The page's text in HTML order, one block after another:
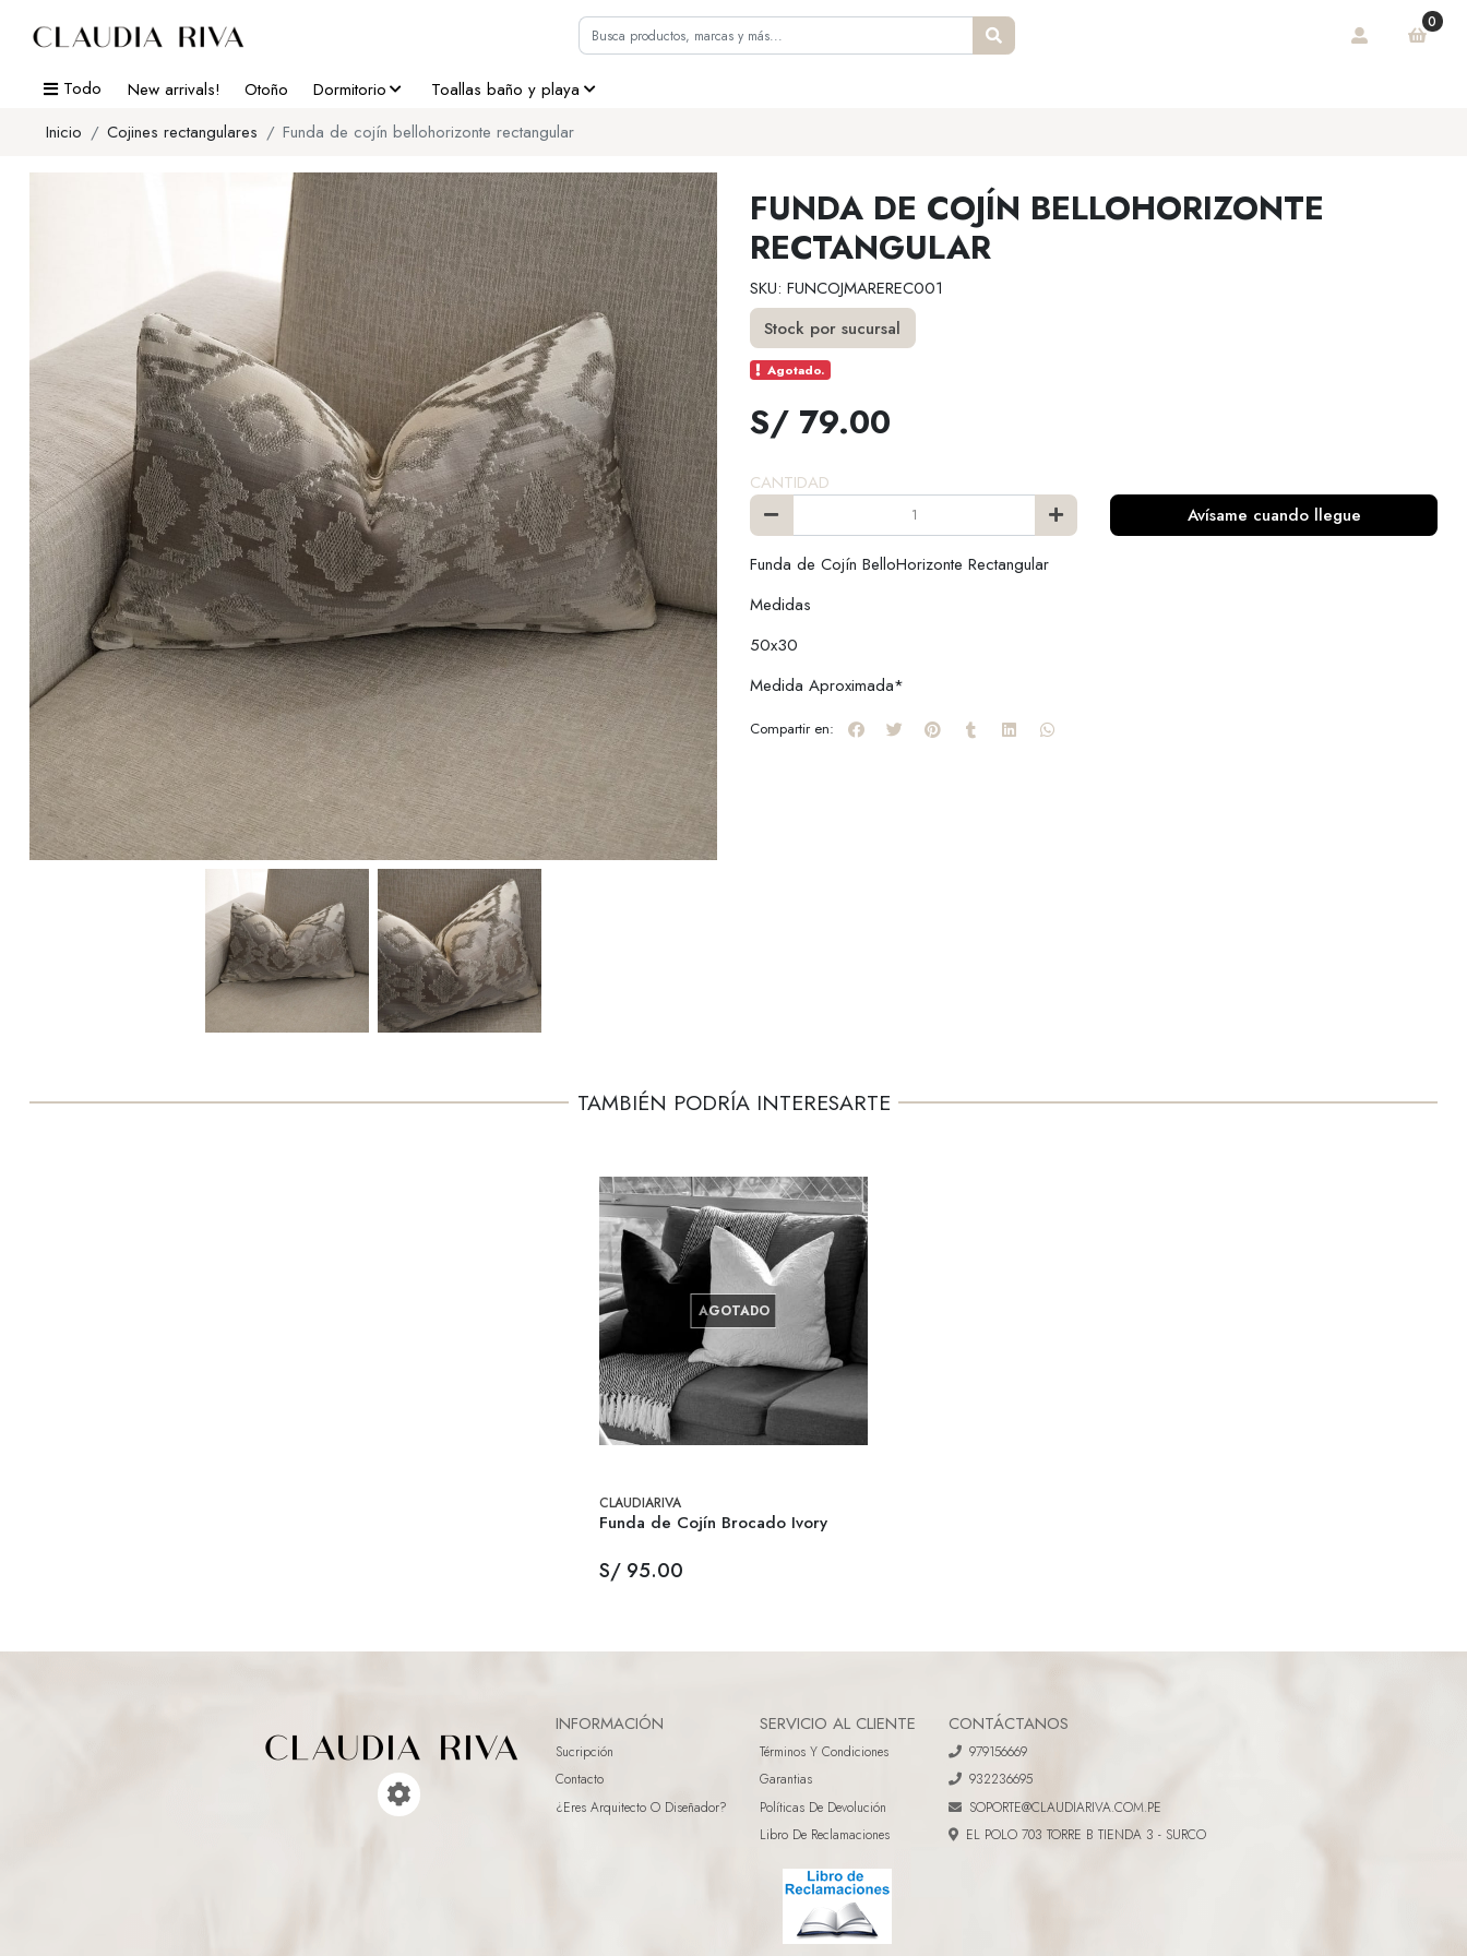
0
Todo New arrivals! Otoño Dormitorio
Toallas baño y playa
Inicio
Cojines rectangulares Funda de cojín bellohorizonte rectangular
FUNDA DE COJÍN BELLOHORIZONTE
RECTANGULAR
SKU: FUNCOJMAREREC001
Stock por sucursal
Agotado.
S/ 79.00
CANTIDAD
Avísame cuando llegue
Funda de Cojín BelloHorizonte Rectangular
Medidas
50x30
Medida Aproximada*
Compartir en:
TAMBIÉN PODRÍA INTERESARTE
AGOTADO
CLAUDIARIVA
Funda de Cojín Brocado Ivory
S/ 95.00
INFORMACIÓN
Sucripción
Contacto
¿eres Arquitecto O Diseñador?
SERVICIO AL CLIENTE
Términos Y Condiciones
Garantias
Políticas De Devolución
Libro De Reclamaciones
CONTÁCTANOS
979156669
932236695
SOPORTE@CLAUDIARIVA.COM.PE
EL POLO 703 TORRE B TIENDA 3 - SURCO